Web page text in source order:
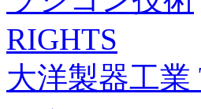
RIGHTS
大洋製器工